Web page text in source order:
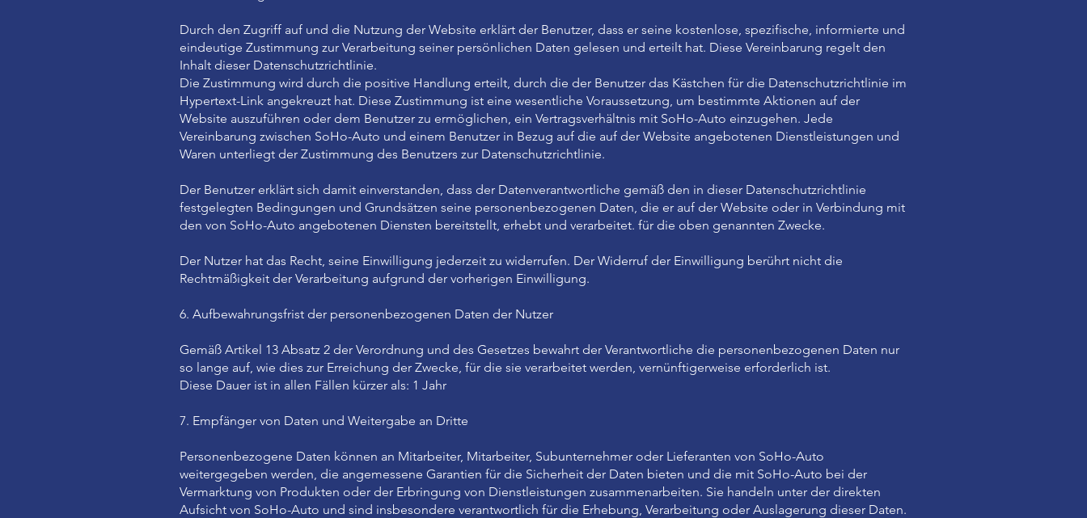
Durch den Zugriff auf und die Nutzung der Website erklärt der Benutzer, dass er seine kostenlose, spezifische, informierte und
eindeutige Zustimmung zur Verarbeitung seiner persönlichen Daten gelesen und erteilt hat. Diese Vereinbarung regelt den
Inhalt dieser Datenschutzrichtlinie.
Die Zustimmung wird durch die positive Handlung erteilt, durch die der Benutzer das Kästchen für die Datenschutzrichtlinie im
Hypertext-Link angekreuzt hat. Diese Zustimmung ist eine wesentliche Voraussetzung, um bestimmte Aktionen auf der
Website auszuführen oder dem Benutzer zu ermöglichen, ein Vertragsverhältnis mit SoHo-Auto einzugehen. Jede
Vereinbarung zwischen SoHo-Auto und einem Benutzer in Bezug auf die auf der Website angebotenen Dienstleistungen und
Waren unterliegt der Zustimmung des Benutzers zur Datenschutzrichtlinie.
Der Benutzer erklärt sich damit einverstanden, dass der Datenverantwortliche gemäß den in dieser Datenschutzrichtlinie
festgelegten Bedingungen und Grundsätzen seine personenbezogenen Daten, die er auf der Website oder in Verbindung mit
den von SoHo-Auto angebotenen Diensten bereitstellt, erhebt und verarbeitet. für die oben genannten Zwecke.
Der Nutzer hat das Recht, seine Einwilligung jederzeit zu widerrufen. Der Widerruf der Einwilligung berührt nicht die
Rechtmäßigkeit der Verarbeitung aufgrund der vorherigen Einwilligung.
6. Aufbewahrungsfrist der personenbezogenen Daten der Nutzer
Gemäß Artikel 13 Absatz 2 der Verordnung und des Gesetzes bewahrt der Verantwortliche die personenbezogenen Daten nur
so lange auf, wie dies zur Erreichung der Zwecke, für die sie verarbeitet werden, vernünftigerweise erforderlich ist.
Diese Dauer ist in allen Fällen kürzer als: 1 Jahr
7. Empfänger von Daten und Weitergabe an Dritte
Personenbezogene Daten können an Mitarbeiter, Mitarbeiter, Subunternehmer oder Lieferanten von SoHo-Auto
weitergegeben werden, die angemessene Garantien für die Sicherheit der Daten bieten und die mit SoHo-Auto bei der
Vermarktung von Produkten oder der Erbringung von Dienstleistungen zusammenarbeiten. Sie handeln unter der direkten
Aufsicht von SoHo-Auto und sind insbesondere verantwortlich für die Erhebung, Verarbeitung oder Auslagerung dieser Daten.